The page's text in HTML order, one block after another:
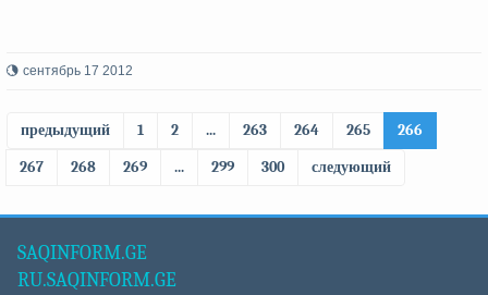
сентябрь 17 2012
предыдущий 1 2 ... 263 264 265
266
267
268 269 ... 299 300 следующий
SAQINFORM.GE
RU.SAQINFORM.GE